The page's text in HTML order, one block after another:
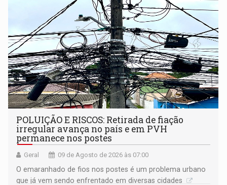
POLUIÇÃO E RISCOS: Retirada de fiação
irregular avança no país e em PVH
permanece nos postes
Geral 09 de Agosto de 2026 às 07:00
O emaranhado de fios nos postes é um problema urbano
que já vem sendo enfrentado em diversas cidades